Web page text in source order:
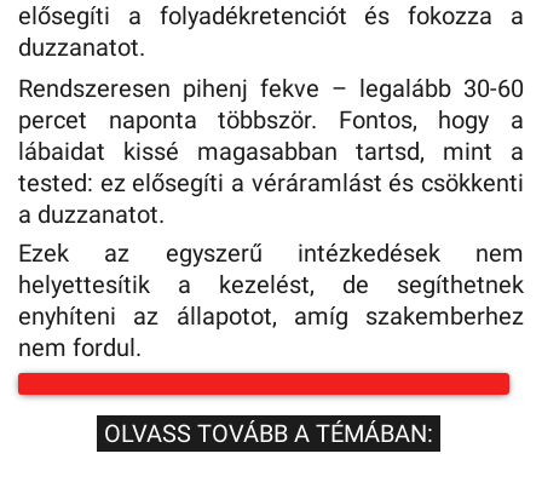
elősegíti a folyadékretenciót és fokozza a
duzzanatot.
Rendszeresen pihenj fekve – legalább 30-60
percet naponta többször. Fontos, hogy a
lábaidat kissé magasabban tartsd, mint a
tested: ez elősegíti a véráramlást és csökkenti
a duzzanatot.
Ezek az egyszerű intézkedések nem
helyettesítik a kezelést, de segíthetnek
enyhíteni az állapotot, amíg szakemberhez
nem fordul.
OLVASS TOVÁBB A TÉMÁBAN: